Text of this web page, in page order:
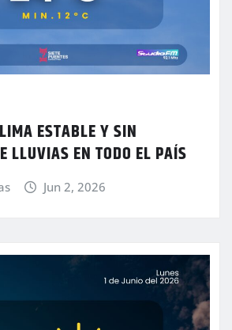
ESTABLE Y SIN
LLUVIAS EN TODO EL PAÍS
Jun 2, 2026